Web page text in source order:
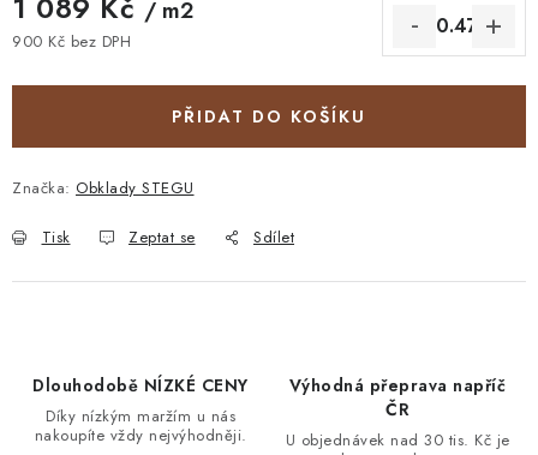
/ m2
900 Kč bez DPH
PŘIDAT DO KOŠÍKU
Značka: Obklady STEGU
Tisk Zeptat se Sdílet
Dlouhodobě NÍZKÉ CENY
Díky nízkým maržím u nás
nakoupíte vždy nejvýhodněji.
Výhodná přeprava napříč
ČR
U objednávek nad 30 tis. Kč je